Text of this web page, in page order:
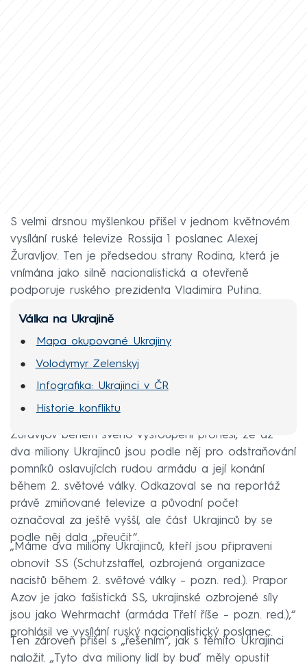
S velmi drsnou myšlenkou přišel v jednom květnovém
vysílání ruské televize Rossija 1 poslanec Alexej
Žuravljov. Ten je předsedou strany Rodina, která je
vnímána jako silně nacionalistická a otevřeně
podporuje ruského prezidenta Vladimira Putina.
Válka na Ukrajině
Mapa okupované Ukrajiny
Volodymyr Zelenskyj
Infografika: Ukrajinci v ČR
Historie konfliktu
Žuravljov během svého vystoupení pronesl, že až
dva miliony Ukrajinců jsou podle něj pro odstraňování
pomníků oslavujících rudou armádu a její konání
během 2. světové války. Odkazoval se na reportáž
právě zmiňované televize a původní počet
označoval za ještě vyšší, ale část Ukrajinců by se
podle něj dala „přeučit“.
„Máme dva miliony Ukrajinců, kteří jsou připraveni
obnovit SS (Schutzstaffel, ozbrojená organizace
nacistů během 2. světové války – pozn. red.). Prapor
Azov je jako fašistická SS, ukrajinské ozbrojené síly
jsou jako Wehrmacht (armáda Třetí říše – pozn. red.),“
prohlásil ve vysílání ruský nacionalistický poslanec.
Ten zároveň přišel s „řešením“, jak s těmito Ukrajinci
naložit. „Tyto dva miliony lidí by buď měly opustit